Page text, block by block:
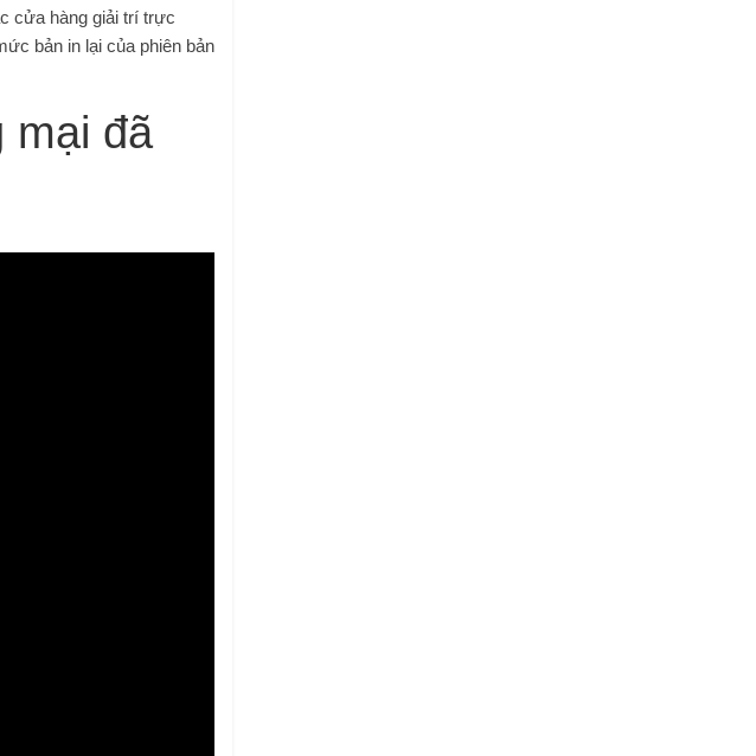
cửa hàng giải trí trực
bản in lại của phiên bản
mại đã